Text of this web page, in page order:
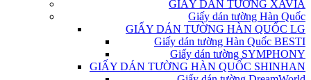
GIẤY DÁN TƯỜNG XAVIA
Giấy dán tường Hàn Quốc
GIẤY DÁN TƯỜNG HÀN QUỐC LG
Giấy dán tường Hàn Quốc BESTI
Giấy dán tường SYMPHONY
GIẤY DÁN TƯỜNG HÀN QUỐC SHINHAN